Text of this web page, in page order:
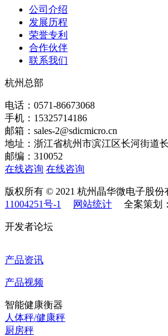
公司介绍
发展历程
荣誉专利
合作伙伴
联系我们
杭州总部
电话：0571-86673068
手机：15325714186
邮箱：sales-2@sdicmicro.cn
地址：浙江省杭州市滨江区长河街道
邮编：310052
在线咨询 在线咨询
版权所有 © 2021 杭州晶华微电子股份
11004251号-1
网站统计 全案策划
开发者论坛
产品资讯
产品视频
智能健康衡器
人体秤/健康秤
厨房秤